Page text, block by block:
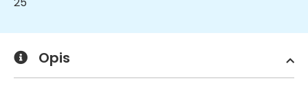
Opis